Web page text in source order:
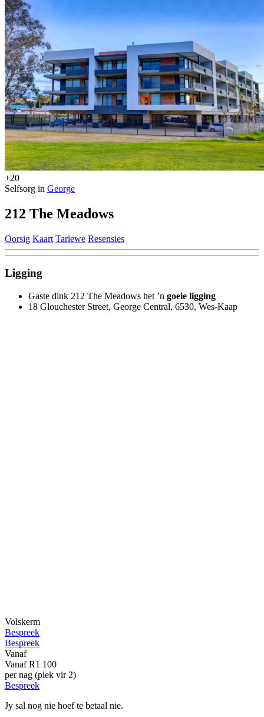
+20
Selfsorg in George
212 The Meadows
Oorsig Kaart Tariewe Resensies
Ligging
Gaste dink 212 The Meadows het ’n goeie ligging
18 Glouchester Street, George Central, 6530, Wes-Kaap
Volskerm
Bespreek
Bespreek
Vanaf
Vanaf R1 100
per nag (plek vir 2)
Bespreek
Jy sal nog nie hoef te betaal nie.